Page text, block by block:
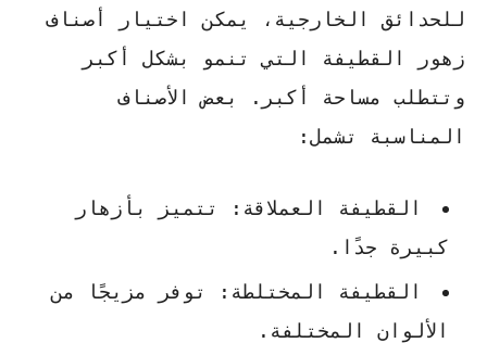
للحدائق الخارجية، يمكن اختيار أصناف
زهور القطيفة التي تنمو بشكل أكبر
وتتطلب مساحة أكبر. بعض الأصناف
المناسبة تشمل:
القطيفة العملاقة: تتميز بأزهار
كبيرة جدًا.
القطيفة المختلطة: توفر مزيجًا من
الألوان المختلفة.